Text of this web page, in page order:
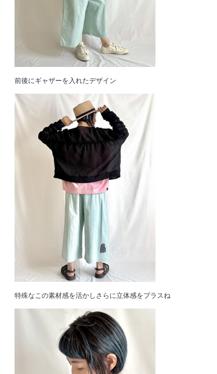
前後にギャザーを入れたデザイン
特殊なこの素材感を活かしさらに立体感をプラスね